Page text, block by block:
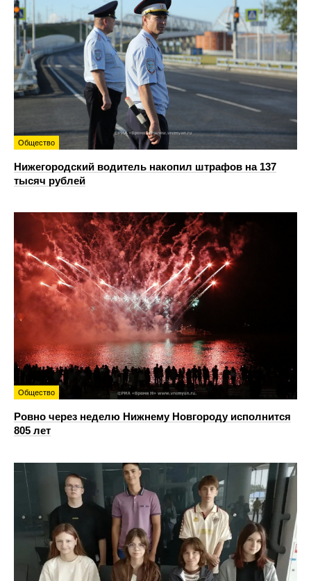
Общество
Нижегородский водитель накопил штрафов на 137
тысяч рублей
Общество
Ровно через неделю Нижнему Новгороду исполнится
805 лет